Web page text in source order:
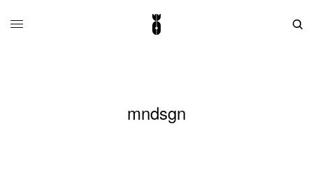
mndsgn